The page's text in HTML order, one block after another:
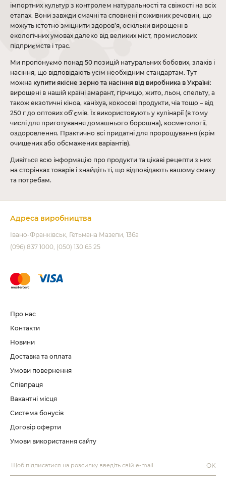
імпортних культур з контролем натуральності та свіжості на всіх
етапах. Вони завжди смачні та сповнені поживних речовин, що
можуть істотно зміцнити здоров’я, оскільки вирощені в
екологічних умовах далеко від великих міст, промислових
підприємств і трас.
Ми пропонуємо понад 50 позицій натуральних бобових, злаків і
насіння, що відповідають усім необхідним стандартам. Тут
можна купити якісне зерно та насіння від виробника в Україні:
вирощені в нашій країні амарант, гірчицю, жито, льон, спельту, а
також екзотичні кіноа, каніхуа, кокосові продукти, чіа тощо – від
250 г до оптових об’ємів. Їх використовують у кулінарії (в тому
числі для приготування домашнього борошна), косметології,
оздоровлення. Практично всі придатні для пророщування (крім
очищених або обсмажених варіантів).
Дивіться всю інформацію про продукти та цікаві рецепти з них
на сторінках товарів і знайдіть ті, що відповідають вашому смаку
та потребам.
Адреса виробництва
Івано-Франківськ Гетьмана Мазепи, 136а
(096) 837 1000 (050) 130 65 25
Про нас
Контакти
Новини
Доставка та оплата
Умови повернення
Співпраця
Вакантні місця
Система бонусів
Договір оферти
Умови використання сайту
OK